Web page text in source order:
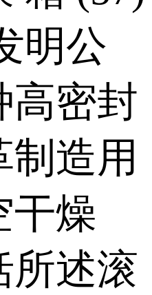
明公
高密封
造用
干燥
所述滚